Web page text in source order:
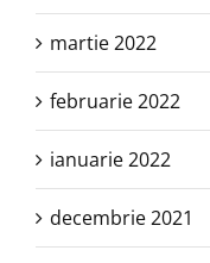
martie 2022
februarie 2022
ianuarie 2022
decembrie 2021